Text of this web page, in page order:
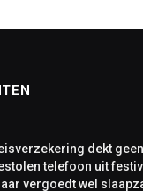
dekt geen
telefoon uit
vergoedt wel